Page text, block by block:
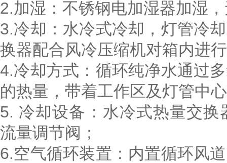
2.加湿：不锈钢电加湿器加湿
3.冷却：水冷式冷却，灯管冷
换器配合风冷压缩机对箱内进
4.冷却方式：循环纯净水通过
的热量，带着工作区及灯管中
5. 冷却设备：水冷式热量交
流量调节阀；
6.空气循环装置：内置循环风